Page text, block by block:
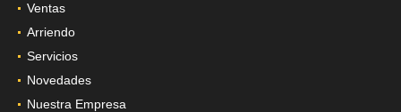
Ventas
Arriendo
Servicios
Novedades
Nuestra Empresa